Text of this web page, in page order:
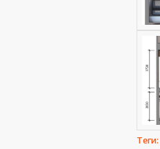
Теги: